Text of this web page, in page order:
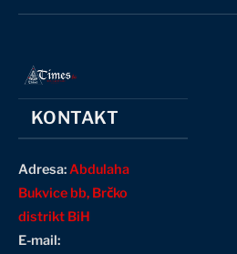
KONTAKT
Adresa:Abdulaha
Bukvice bb, Brčko
distrikt BiH
E-mail: